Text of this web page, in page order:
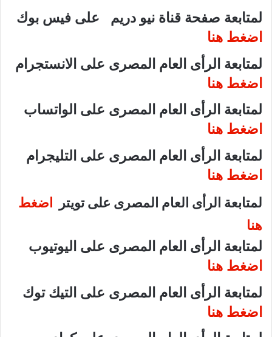
لمتابعة صفحة قناة نيو دريم على فيس بوك
اضغط هنا
لمتابعة الرأى العام المصرى على الانستجرام
اضغط هنا
لمتابعة الرأى العام المصرى على الواتساب
اضغط هنا
لمتابعة الرأى العام المصرى على التليجرام
اضغط هنا
لمتابعة الرأى العام المصرى على تويتر
اضغط
هنا
لمتابعة الرأى العام المصرى على اليوتيوب
اضغط هنا
لمتابعة الرأى العام المصرى على التيك توك
اضغط هنا